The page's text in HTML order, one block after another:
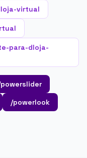
virtual
para-dloja-
/powerlook